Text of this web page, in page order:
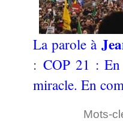
La parole à
: COP 21 : En
miracle. En
Mots-